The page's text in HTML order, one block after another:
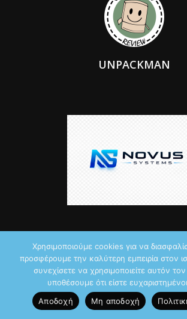
UNPACKMAN
© 2026 by iTechNews.gr
Maddoctor dreamed it, Unpackman made it
created it.
Χρησιμοποιούμε cookies για να
προσφέρουμε την καλύτερη εμπειρία στον
συνεχίσετε να χρησιμοποιείτε αυτόν
υποθέσουμε ότι είστε
Αποδοχή
Μη αποδοχή